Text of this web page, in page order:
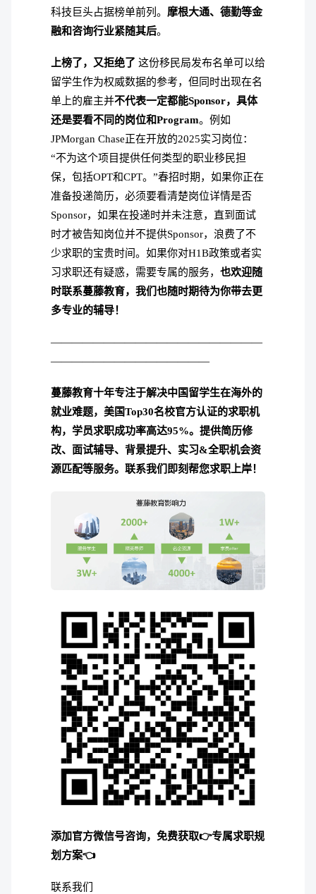
科技巨头占据榜单前列。 摩根大通、德勤等金
融和咨询行业紧随其后。
上榜了，又拒绝了 这份移民局发布名单可以给
留学生作为权威数据的参考，但同时出现在名
单上的雇主并不代表一定都能Sponsor，具体
还是要看不同的岗位和Program。例如
JPMorgan Chase正在开放的2025实习岗位：
“不为这个项目提供任何类型的职业移民担
保，包括OPT和CPT。”春招时期，如果你正在
准备投递简历，必须要看清楚岗位详情是否
Sponsor，如果在投递时并未注意，直到面试
时才被告知岗位并不提供Sponsor，浪费了不
少求职的宝贵时间。如果你对H1B政策或者实
习求职还有疑惑，需要专属的服务， 也欢迎随
时联系蔓藤教育，我们也随时期待为你带去更
多专业的辅导！
————————————————————
———————————————
蔓藤教育十年专注于解决中国留学生在海外的
就业难题，美国Top30名校官方认证的求职机
构，学员求职成功率高达95%。 提供简历修
改、面试辅导、背景提升、实习&全职机会资
源匹配等服务。联系我们即刻帮您求职上岸！
添加官方微信号咨询，免费获取👉专属求职规
划方案👈
联系我们